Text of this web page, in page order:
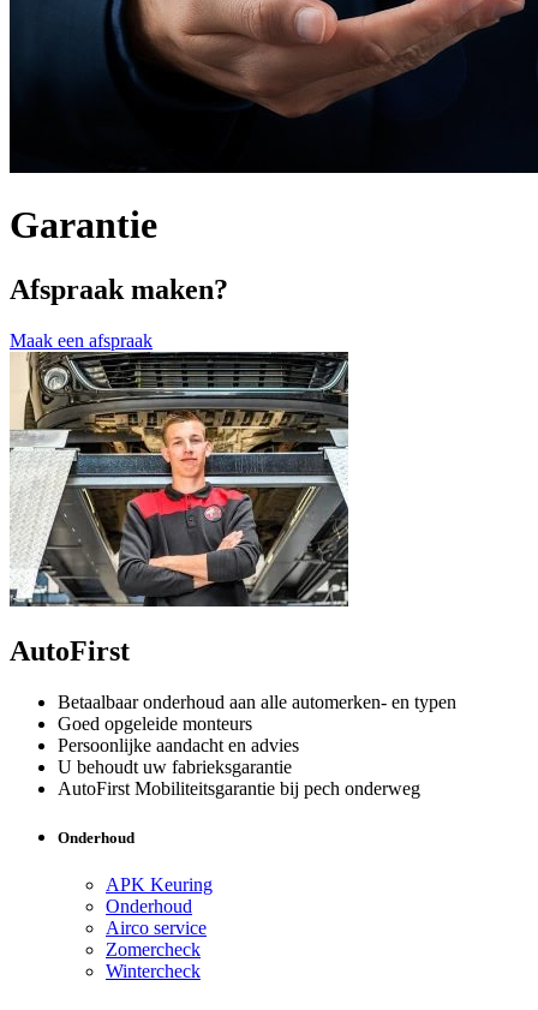
Garantie
Afspraak maken?
Maak een afspraak
AutoFirst
Betaalbaar onderhoud aan alle automerken- en typen
Goed opgeleide monteurs
Persoonlijke aandacht en advies
U behoudt uw fabrieksgarantie
AutoFirst Mobiliteitsgarantie bij pech onderweg
Onderhoud
APK Keuring
Onderhoud
Airco service
Zomercheck
Wintercheck